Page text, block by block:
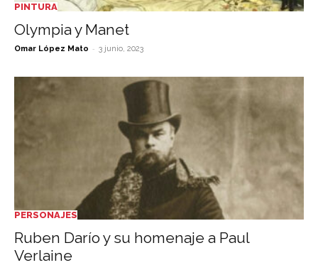
PINTURA
Olympia y Manet
Omar López Mato - 3 junio, 2023
PERSONAJES
Ruben Darío y su homenaje a Paul
Verlaine